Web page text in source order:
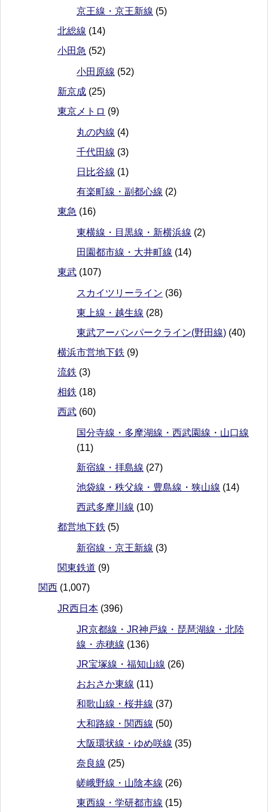
京王線・京王新線 (5)
北総線 (14)
小田急 (52)
小田原線 (52)
新京成 (25)
東京メトロ (9)
丸の内線 (4)
千代田線 (3)
日比谷線 (1)
有楽町線・副都心線 (2)
東急 (16)
東横線・目黒線・新横浜線 (2)
田園都市線・大井町線 (14)
東武 (107)
スカイツリーライン (36)
東上線・越生線 (28)
東武アーバンパークライン(野田線) (40)
横浜市営地下鉄 (9)
流鉄 (3)
相鉄 (18)
西武 (60)
国分寺線・多摩湖線・西武園線・山口線
(11)
新宿線・拝島線 (27)
池袋線・秩父線・豊島線・狭山線 (14)
西武多摩川線 (10)
都営地下鉄 (5)
新宿線・京王新線 (3)
関東鉄道 (9)
関西 (1,007)
JR西日本 (396)
JR京都線・JR神戸線・琵琶湖線・北陸
線・赤穂線 (136)
JR宝塚線・福知山線 (26)
おおさか東線 (11)
和歌山線・桜井線 (37)
大和路線・関西線 (50)
大阪環状線・ゆめ咲線 (35)
奈良線 (25)
嵯峨野線・山陰本線 (26)
東西線・学研都市線 (15)